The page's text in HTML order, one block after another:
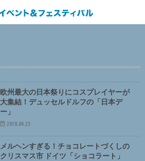
欧州最大の日本祭りにコスプレイヤーが
大集結！デュッセルドルフの「日本デ
ー」
2018.04.23
メルヘンすぎる！チョコレートづくしの
クリスマス市 ドイツ「ショコラート」